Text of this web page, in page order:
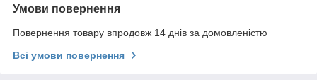
Умови повернення
Повернення товару впродовж 14 днів за домовленістю
Всі умови повернення